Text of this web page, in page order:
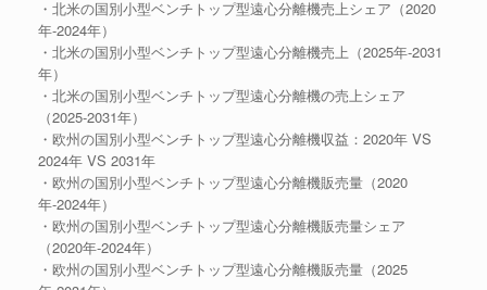
・北米の国別小型ベンチトップ型遠心分離機売上シェア（2020
年-2024年）
・北米の国別小型ベンチトップ型遠心分離機売上（2025年-2031
年）
・北米の国別小型ベンチトップ型遠心分離機の売上シェア
（2025-2031年）
・欧州の国別小型ベンチトップ型遠心分離機収益：2020年 VS
2024年 VS 2031年
・欧州の国別小型ベンチトップ型遠心分離機販売量（2020
年-2024年）
・欧州の国別小型ベンチトップ型遠心分離機販売量シェア
（2020年-2024年）
・欧州の国別小型ベンチトップ型遠心分離機販売量（2025